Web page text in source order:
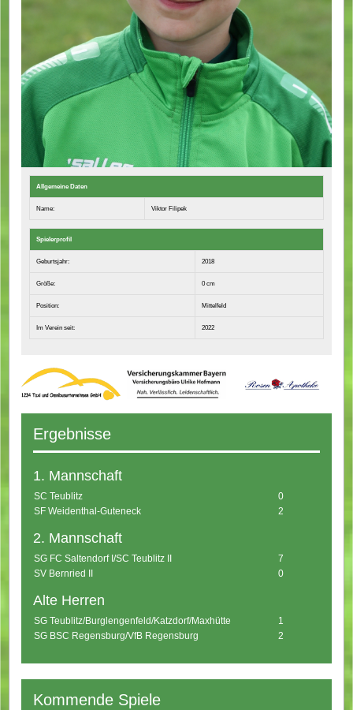
Allgemeine Daten
Name: Viktor Filipek
Spielerprofil
Geburtsjahr: 2018
Größe: 0 cm
Position: Mittelfeld
Im Verein seit: 2022
Ergebnisse
1. Mannschaft
SC Teublitz
0
SF Weidenthal-Guteneck
2
2. Mannschaft
SG FC Saltendorf I/SC Teublitz II
7
SV Bernried II
0
Alte Herren
SG Teublitz/Burglengenfeld/Katzdorf/Maxhütte
1
SG BSC Regensburg/VfB Regensburg
2
Kommende Spiele